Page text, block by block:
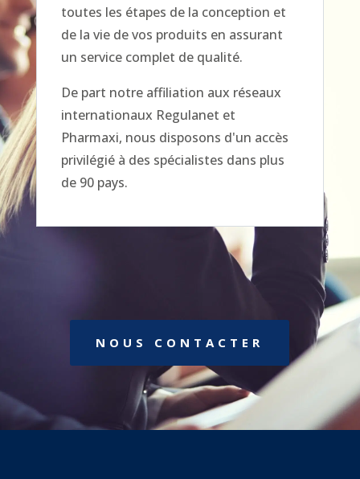
toutes les étapes de la conception et
de la vie de vos produits en assurant
un service complet de qualité.
De part notre affiliation aux réseaux
internationaux Regulanet et
Pharmaxi, nous disposons d'un accès
privilégié à des spécialistes dans plus
de 90 pays.
NOUS CONTACTER